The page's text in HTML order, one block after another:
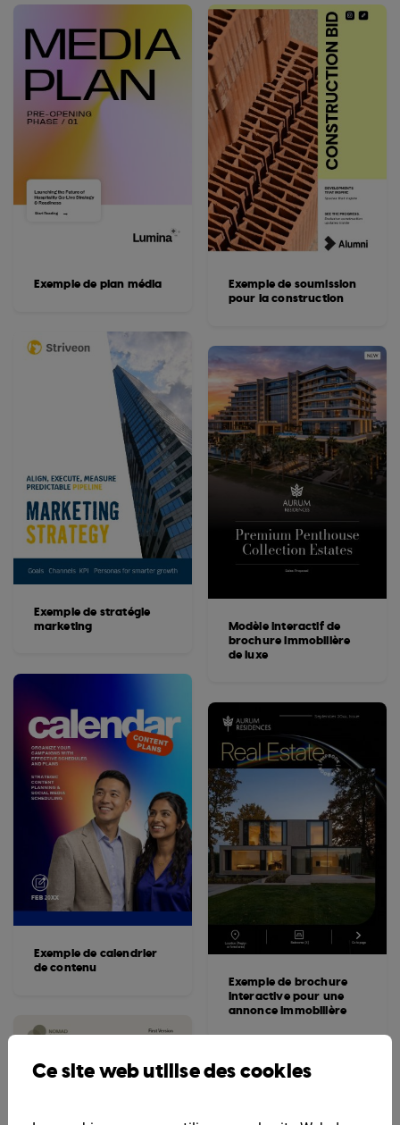
Exemple de plan média
Exemple de stratégie
marketing
Exemple de calendrier
de contenu
Exemple de soumission
pour la construction
Modèle interactif de
brochure immobilière
de luxe
Exemple de brochure
interactive pour une
annonce immobilière
Ce site web utilise des cookies